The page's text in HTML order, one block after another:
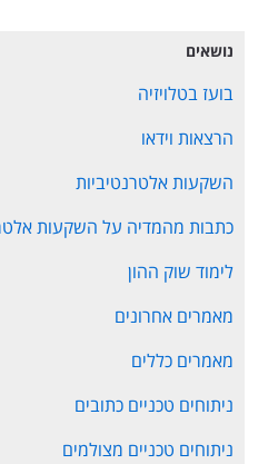
נושאים
בועז בטלויזיה
הרצאות וידאו
השקעות אלטרנטיביות
כתבות מהמדיה על השקעות
לימוד שוק ההון
מאמרים אחרונים
מאמרים כללים
ניתוחים טכניים כתובים
ניתוחים טכניים מצולמים